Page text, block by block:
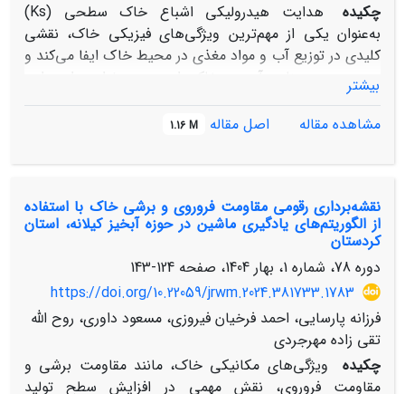
چکیده
هدایت هیدرولیکی اشباع خاک سطحی (Ks)
به‌عنوان یکی از مهم‌ترین ویژگی‌های فیزیکی خاک، نقشی
کلیدی در توزیع آب و مواد مغذی در محیط خاک ایفا می‌کند و
در مدیریت منابع آب و خاک اهمیت ویژه‌ای دارد. این
پژوهش با هدف مدل‌سازی رقومی هدایت هیدرولیکی اشباع
خاک سطحی با استفاده از رویکردهای یادگیری ماشین در
هکتار انجام شد. سه الگوریتم یادگیری ماشین شامل: درخت
(RF) و مدل نزدیکترین -k همسایگی (k-NN) با بهره‌گیری از
تعدادی متغیرهای محیطی از مدل رقومی ارتفاع و تصاویر
موقعیت نسبی شیب، سطح پایه کانال آبراهه، شاخص
روشنایی، شاخص اثر باد، شاخص نرمال شده تفاوت پوشش
گیاهی، باند 12، شاخص سبزینگی، انحنای سطح و پارامترهای
خاک شامل ماده آلی، آهک، جرم مخصوص ظاهری، میانگین
هندسی قطر ذرات، بافت خاک و داده‌های طیف سنجی
نزدیک خاک در طول موج 2450-400 نانومتر به عنوان نمایندگان
بیشتر
مشاهده مقاله
اصل مقاله 1.16 M
نقشه‌برداری رقومی مقاومت فروروی و برشی خاک با استفاده
از الگوریتم‌های یادگیری ماشین در حوزه آبخیز کیلانه، استان
کردستان
دوره 78، شماره 1، بهار 1404، صفحه
124-143
https://doi.org/10.22059/jrwm.2024.381733.1783
فرزانه پارسایی، احمد فرخیان فیروزی، مسعود داوری، روح الله
تقی زاده مهرجردی
چکیده
ویژگی‌های مکانیکی خاک، مانند مقاومت برشی و
مقاومت فروروی، نقش مهمی در افزایش سطح تولید